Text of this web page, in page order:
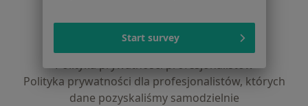
Regulamin
Polityka prywatności pacjentów
Polityka prywatności profesjonalistów
Polityka prywatności dla profesjonalistów, których
dane pozyskaliśmy samodzielnie
Start survey